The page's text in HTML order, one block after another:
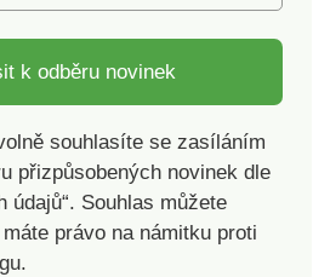
k odběru novinek
souhlasíte se zasíláním
přizpůsobených novinek dle
údajů“. Souhlas můžete
právo na námitku proti